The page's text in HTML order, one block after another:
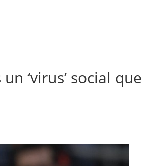
‘virus’ social que